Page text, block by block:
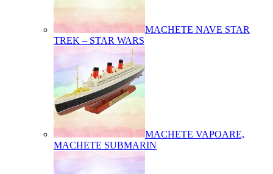
MACHETE NAVE STAR
TREK – STAR WARS
MACHETE VAPOARE,
MACHETE SUBMARIN